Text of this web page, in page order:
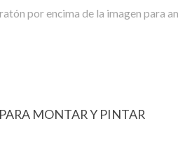
por encima de la imagen para
MONTAR Y PINTAR